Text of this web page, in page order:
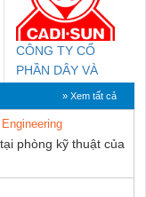
CÔNG TY CỔ
PHẦN DÂY VÀ
CÁP ĐIỆN
THƯỢNG ĐÌNH
» Xem tất cả
phòng kỹ thuật của